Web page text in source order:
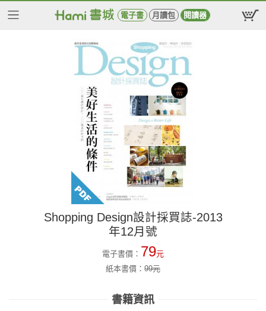
電子書 月讀包 閱讀器
Shopping Design設計採買誌-2013
年12月號
電子書價： 79元
紙本書價： 99元
書籍資訊